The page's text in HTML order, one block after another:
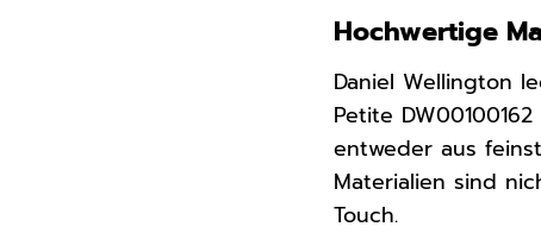
Hochwertige
Daniel Wellington
Petite
entweder aus
Materialien sind
Touch.